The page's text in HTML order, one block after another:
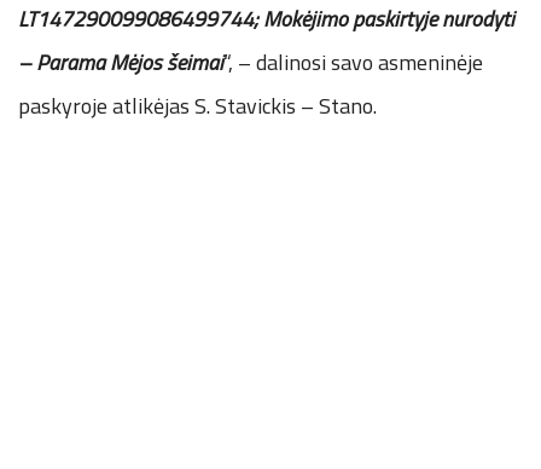
LT147290099086499744; Mokėjimo paskirtyje nurodyti
– Parama Mėjos šeimai“, – dalinosi savo asmeninėje
paskyroje atlikėjas S. Stavickis – Stano.